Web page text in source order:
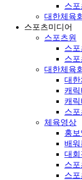
스
대한체육
스포츠미디어
스포츠원
스
스
대한체육
대
캐
캐
스포
체육영상
홍
배
대
스
스